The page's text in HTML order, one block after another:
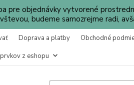
pre objednávky vytvorené
budeme samozrejme radi,
Doprava a platby Obchodné
z eshopu